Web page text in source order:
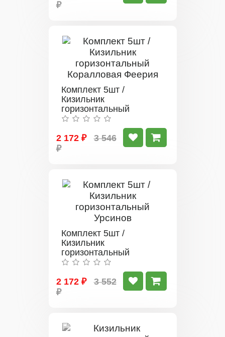
₽
Комплект 5шт /
Кизильник
горизонтальный
Коралловая Феерия
2 172 ₽
3 546
₽
Комплект 5шт /
Кизильник
горизонтальный
Урсинов
2 172 ₽
3 552
₽